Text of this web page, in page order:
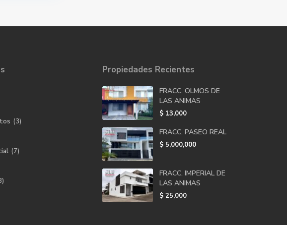
(3)
(7)
Propiedades Recientes
FRACC. OLMOS DE
LAS ANIMAS
$ 13,000
FRACC. PASEO REAL
$ 5,000,000
FRACC. IMPERIAL DE
LAS ANIMAS
$ 25,000